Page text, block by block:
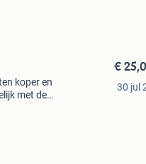
koper en
met de
€
30 jul